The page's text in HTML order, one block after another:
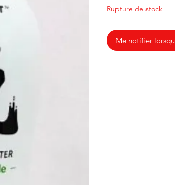
Rupture de stock
Me notifier